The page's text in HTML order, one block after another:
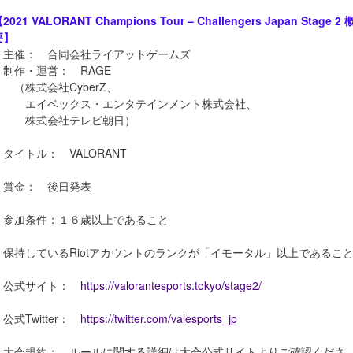
2021 VALORANT Champions Tour – Challengers Japan Stage 2
主催： 合同会社ライアットゲームズ
制作・運営： RAGE
株式会社CyberZ、
イベックス・エンタテインメント株式会社、
式会社テレビ朝日）
タイトル： VALORANT
賞金： 後日発表
参加条件：１６歳以上であること
保持しているRiotアカウントのランクが「イモータル」以上であること
公式サイト： https://valorantesports.tokyo/stage2/
公式Twitter： https://twitter.com/valesports_jp